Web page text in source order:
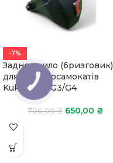
-7%
Заднє крило (бризговик)
для електросамокатів
Kukirin G2/G3/G4
700,00₴ 650,00 ₴
КНОПКА
ЗВ'ЯЗКУ